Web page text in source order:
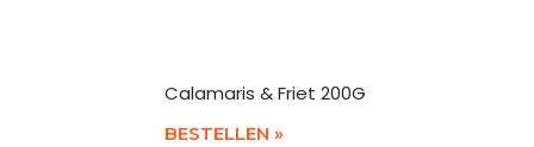
Calamaris & Friet 200G
BESTELLEN »